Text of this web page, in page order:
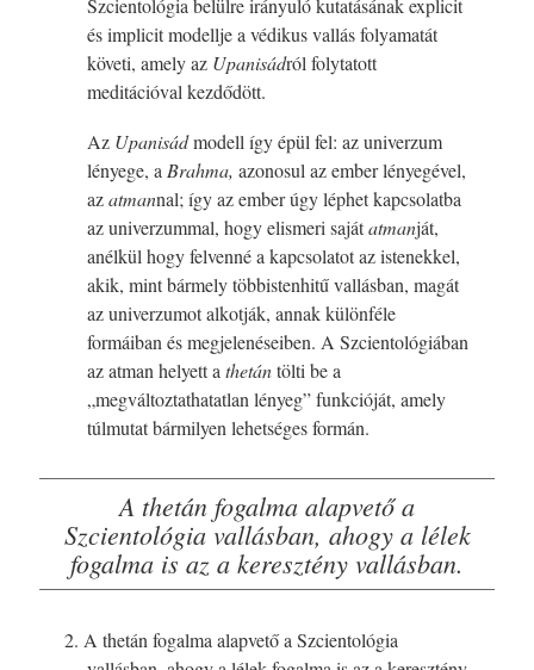
és implicit modellje a védikus vallás folyamatát
követi, amely az Upanisádról folytatott
meditációval kezdődött.
Az Upanisádmodell így épül fel: az univerzum
lényege, a Brahma, azonosul az ember lényegével,
azatmannal; így az ember úgy léphet kapcsolatba
az univerzummal, hogy elismeri sajátatmanját,
anélkül hogy felvenné a kapcsolatot az istenekkel,
akik, mint bármely többistenhitű vallásban, magát
az univerzumot alkotják, annak különféle
formáiban és megjelenéseiben. A Szcientológiában
az atman helyett a thetántölti be a
„megváltoztathatatlan lényeg” funkcióját, amely
túlmutat bármilyen lehetséges formán.
A thetán fogalma alapvető a
Szcientológia vallásban, ahogy a lélek
fogalma is az a keresztény vallásban.
2. A thetán fogalma alapvető a Szcientológia